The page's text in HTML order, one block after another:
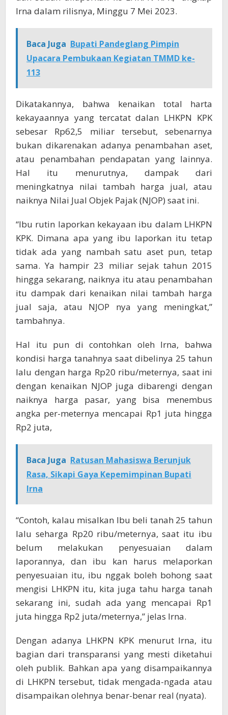
Irna dalam rilisnya, Minggu 7 Mei 2023.
Baca Juga Bupati Pandeglang Pimpin
Upacara Pembukaan Kegiatan TMMD ke-
113
Dikatakannya, bahwa kenaikan total harta
kekayaannya yang tercatat dalan LHKPN KPK
sebesar Rp62,5 miliar tersebut, sebenarnya
bukan dikarenakan adanya penambahan aset,
atau penambahan pendapatan yang lainnya.
Hal itu menurutnya, dampak dari
meningkatnya nilai tambah harga jual, atau
naiknya Nilai Jual Objek Pajak (NJOP) saat ini.
“Ibu rutin laporkan kekayaan ibu dalam LHKPN
KPK. Dimana apa yang ibu laporkan itu tetap
tidak ada yang nambah satu aset pun, tetap
sama. Ya hampir 23 miliar sejak tahun 2015
hingga sekarang, naiknya itu atau penambahan
itu dampak dari kenaikan nilai tambah harga
jual saja, atau NJOP nya yang meningkat,”
tambahnya.
Hal itu pun di contohkan oleh Irna, bahwa
kondisi harga tanahnya saat dibelinya 25 tahun
lalu dengan harga Rp20 ribu/meternya, saat ini
dengan kenaikan NJOP juga dibarengi dengan
naiknya harga pasar, yang bisa menembus
angka per-meternya mencapai Rp1 juta hingga
Rp2 juta,
Baca Juga Ratusan Mahasiswa Berunjuk
Rasa, Sikapi Gaya Kepemimpinan Bupati
Irna
“Contoh, kalau misalkan Ibu beli tanah 25 tahun
lalu seharga Rp20 ribu/meternya, saat itu ibu
belum melakukan penyesuaian dalam
laporannya, dan ibu kan harus melaporkan
penyesuaian itu, ibu nggak boleh bohong saat
mengisi LHKPN itu, kita juga tahu harga tanah
sekarang ini, sudah ada yang mencapai Rp1
juta hingga Rp2 juta/meternya,” jelas Irna.
Dengan adanya LHKPN KPK menurut Irna, itu
bagian dari transparansi yang mesti diketahui
oleh publik. Bahkan apa yang disampaikannya
di LHKPN tersebut, tidak mengada-ngada atau
disampaikan olehnya benar-benar real (nyata).